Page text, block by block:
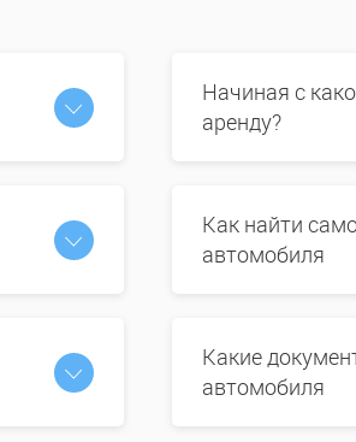
Начиная с
аренду?
Как найти
автомобиля
Какие
автомобиля